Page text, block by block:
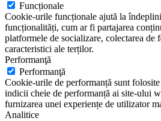
Funcționale
Cookie-urile funcționale ajută la
funcționalități, cum ar fi partajarea
platformele de socializare, colectarea de
caracteristici ale terților.
Performanţă
Performanţă
Cookie-urile de performanță sunt
indicii cheie de performanță ai site-ului
furnizarea unei experiențe de utilizator
Analitice